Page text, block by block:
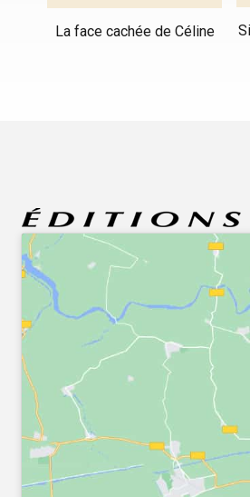
La face cachée de Céline